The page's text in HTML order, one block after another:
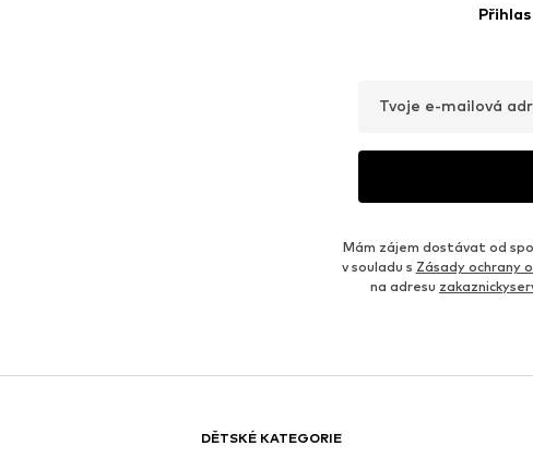
Tvoje e-mailová
Mám zájem dostávat od
v souladu s Zásady ochrany
na adresu
DĚTSKÉ KATEGORIE